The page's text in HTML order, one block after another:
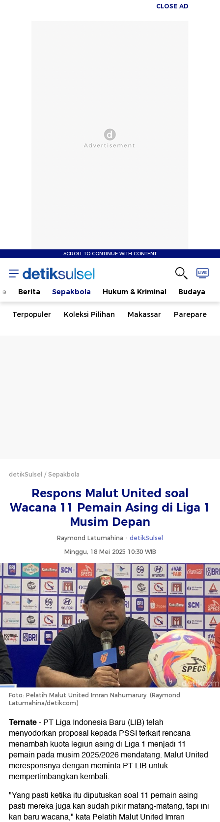
CLOSE AD
SCROLL TO CONTINUE WITH CONTENT
Berita Sepakbola Hukum & Kriminal Budaya
Terpopuler Koleksi Pilihan Makassar Parepare
detikSulsel Sepakbola
Respons Malut United soal
Wacana 11 Pemain Asing di Liga 1
Musim Depan
Raymond Latumahina - detikSulsel
Minggu, 18 Mei 2025 10:30 WIB
Foto: Pelatih Malut United Imran Nahumarury. (Raymond
Latumahina/detikcom)
Ternate-PT Liga Indonesia Baru (LIB) telah
menyodorkan proposal kepada PSSI terkait rencana
menambah kuota legiun asing di Liga 1 menjadi 11
pemain pada musim 2025/2026 mendatang. Malut United
meresponsnya dengan meminta PT LIB untuk
mempertimbangkan kembali.
"Yang pasti ketika itu diputuskan soal 11 pemain asing
pasti mereka juga kan sudah pikir matang-matang, tapi ini
kan baru wacana," kata Pelatih Malut United Imran